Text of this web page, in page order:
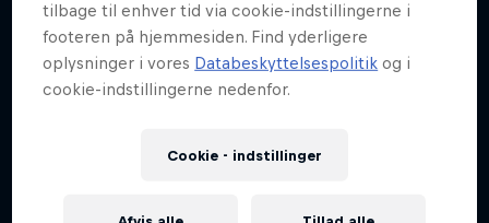
tilbage til enhver tid via cookie-indstillingerne i
footeren på hjemmesiden. Find yderligere
oplysninger i vores Databeskyttelsespolitik og i
cookie-indstillingerne nedenfor.
Cookie - indstillinger